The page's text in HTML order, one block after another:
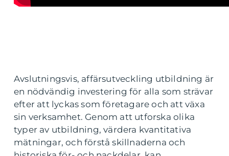
Avslutningsvis, affärsutveckling utbildning är
en nödvändig investering för alla som strävar
efter att lyckas som företagare och att växa
sin verksamhet. Genom att utforska olika
typer av utbildning, värdera kvantitativa
mätningar, och förstå skillnaderna och